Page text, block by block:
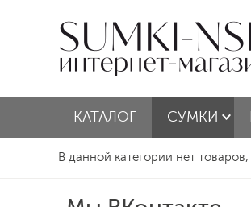
КАТАЛОГ СУМКИ
В данной категории нет товаров,